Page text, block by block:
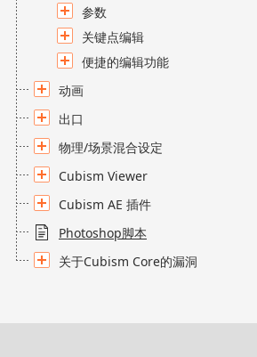
参数
关键点编辑
便捷的编辑功能
动画
出口
物理/场景混合设定
Cubism Viewer
Cubism AE 插件
Photoshop脚本
关于Cubism Core的漏洞